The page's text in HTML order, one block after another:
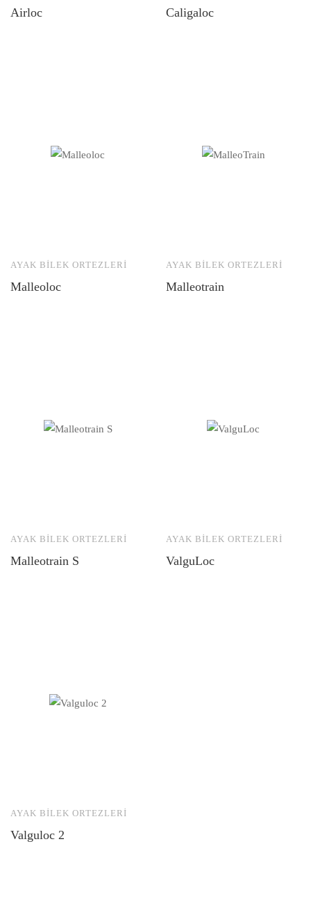
Airloc Caligaloc
AYAK BILEK ORTEZLERI
Malleoloc
AYAK BILEK ORTEZLERI
Malleotrain
AYAK BILEK ORTEZLERI
Malleotrain S
AYAK BILEK ORTEZLERI
ValguLoc
AYAK BILEK ORTEZLERI
Valguloc 2